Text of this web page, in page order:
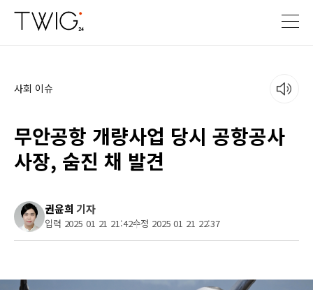
사회 이슈
무안공항 개량사업 당시 공항공사
사장, 숨진 채 발견
권윤희 기자
입력 2025 01 21 21:42수정 2025 01 21 22:37